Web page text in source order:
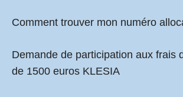
Comment trouver mon numéro
Demande de participation aux frais
de 1500 euros KLESIA